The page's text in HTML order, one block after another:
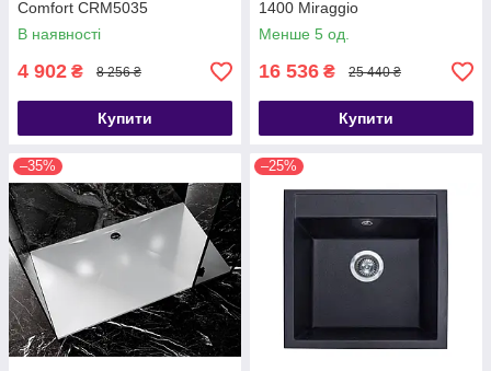
Comfort CRM5035
В наявності
4 902 ₴ 8 256 ₴
Купити
1400 Miraggio
Менше 5 од.
16 536 ₴ 25 440 ₴
Купити
–35% –25%